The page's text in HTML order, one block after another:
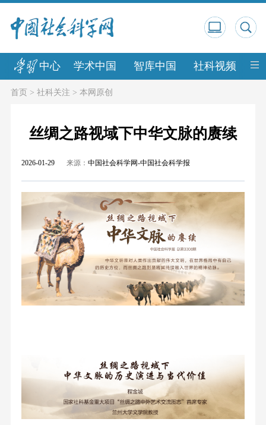
中心 学术中国 智库中国 社科视频 中
首页> 社科关注 > 本网原创
丝绸之路视域下中华文脉的赓续
2026-01-29 来源： 中国社会科学网-中国社会科学报